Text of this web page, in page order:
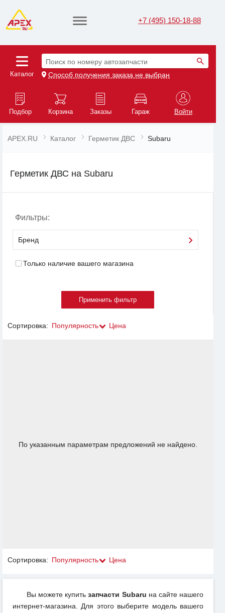
+7 (495) 150-18-88
Каталог
Поиск по номеру автозапчасти
Способ получения заказа не выбран
Подбор Корзина Заказы Гараж Войти
APEX.RU Каталог Герметик ДВС Subaru
Герметик ДВС на Subaru
Фильтры:
Бренд
Только наличие вашего магазина
Сортировка: Популярность Цена
По указанным параметрам предложений не найдено.
Сортировка: Популярность Цена
Вы можете купитьзапчасти Subaru на сайте нашего
интернет-магазина. Для этого выберите модель вашего